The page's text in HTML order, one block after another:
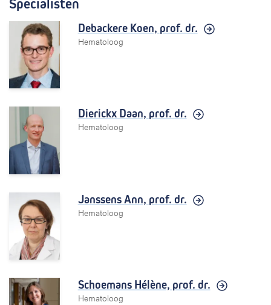
Specialisten
Debackere Koen, prof. dr.
Hematoloog
Dierickx Daan, prof. dr.
Hematoloog
Janssens Ann, prof. dr.
Hematoloog
Schoemans Hélène, prof. dr.
Hematoloog